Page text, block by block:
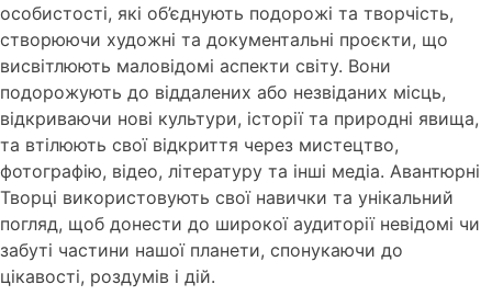
особистості, які об’єднують подорожі та творчість,
створюючи художні та документальні проєкти, що
висвітлюють маловідомі аспекти світу. Вони
подорожують до віддалених або незвіданих місць,
відкриваючи нові культури, історії та природні явища,
та втілюють свої відкриття через мистецтво,
фотографію, відео, літературу та інші медіа. Авантюрні
Творці використовують свої навички та унікальний
погляд, щоб донести до широкої аудиторії невідомі чи
забуті частини нашої планети, спонукаючи до
цікавості, роздумів і дій.